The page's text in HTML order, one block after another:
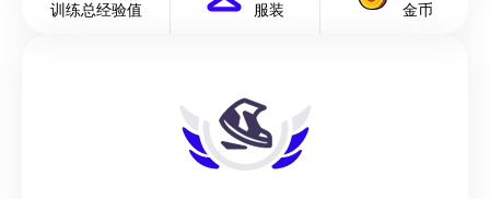
训练总经验值 服装 金币